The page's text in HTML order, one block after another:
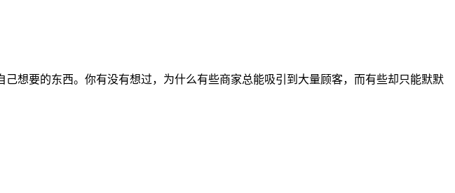
想要的东西。你有没有想过，为什么有些商家总能吸引到大量顾客，而有些却只能默默